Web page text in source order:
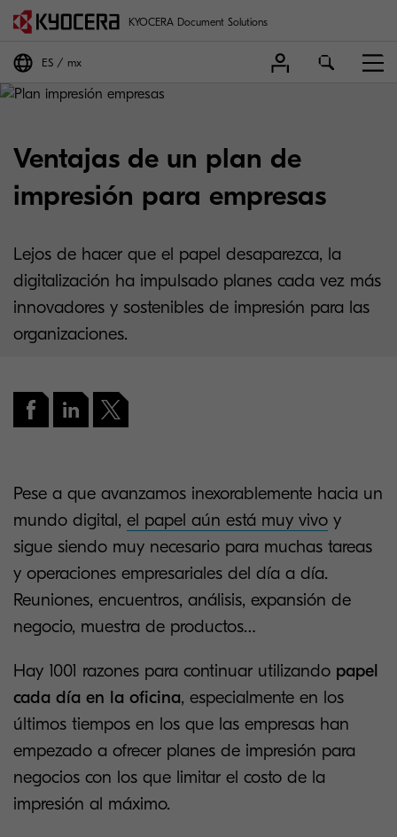
KYOCERA Document Solutions
ES mx
Ventajas de un plan de
impresión para empresas
Lejos de hacer que el papel desaparezca, la
digitalización ha impulsado planes cada vez más
innovadores y sostenibles de impresión para las
organizaciones.
Pese a que avanzamos inexorablemente hacia un
mundo digital, el papel aún está muy vivo y
sigue siendo muy necesario para muchas tareas
y operaciones empresariales del día a día.
Reuniones, encuentros, análisis, expansión de
negocio, muestra de productos…
Hay 1001 razones para continuar utilizando papel
cada día en la oficina, especialmente en los
últimos tiempos en los que las empresas han
empezado a ofrecer planes de impresión para
negocios con los que limitar el costo de la
impresión al máximo.